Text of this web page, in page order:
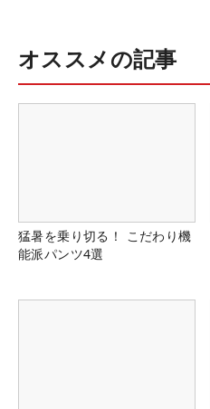
オススメの記事
猛暑を乗り切る！ こだわり機
能派パンツ4選